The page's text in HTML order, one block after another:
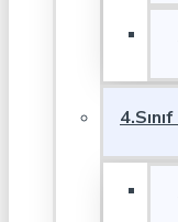
4.Sınıf